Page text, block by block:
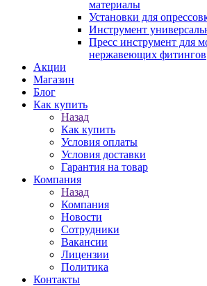
материалы
Установки для
Инструмент
Пресс инструмент для
нержавеющих фитингов
Акции
Магазин
Блог
Как купить
Назад
Как купить
Условия оплаты
Условия доставки
Гарантия на товар
Компания
Назад
Компания
Новости
Сотрудники
Вакансии
Лицензии
Политика
Контакты